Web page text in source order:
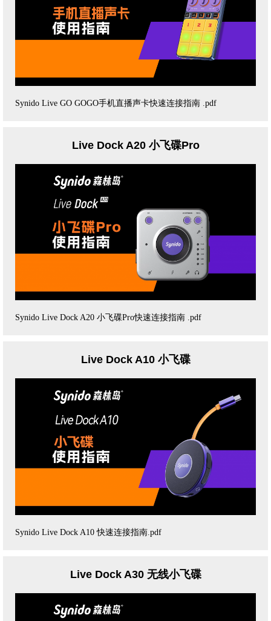
Synido Live GO GOGO手机直播声卡快速连接指南 .pdf
Live Dock A20 小飞碟Pro
Synido Live Dock A20 小飞碟Pro快速连接指南 .pdf
Live Dock A10 小飞碟
Synido Live Dock A10 快速连接指南.pdf
Live Dock A30 无线小飞碟